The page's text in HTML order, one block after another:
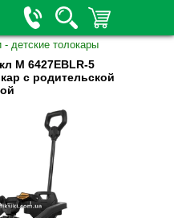
- детские толокары
M 6427EBLR-5
с родительской